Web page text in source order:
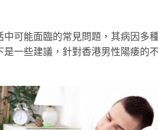
中可能面臨的常見問題，其病因多
是一些建議，針對香港男性陽痿的